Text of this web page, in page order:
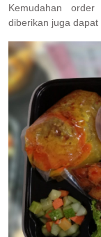
Kemudahan
diberikan juga